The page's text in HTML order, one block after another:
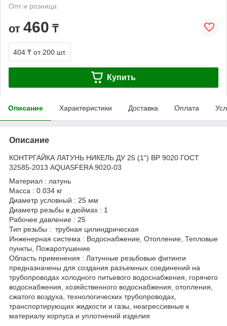
Опт и розница
от 460 ₸
404 ₸ от 200 шт.
Купить
Описание Характеристики Доставка Оплата
Описание
КОНТРГАЙКА ЛАТУНЬ НИКЕЛЬ ДУ 25 (1") ВР 9020 ГОСТ
32585-2013 AQUASFERA 9020-03
Материал : латунь
Масса : 0.034 кг
Диаметр условный : 25 мм
Диаметр резьбы в дюймах : 1
Рабочее давление : 25
Тип резьбы : трубная цилиндрическая
Инженерная система : Водоснабжение, Отопление, Тепловые
пункты, Пожаротушение
Область применения : Латунные резьбовые фитинги
предназначены для создания разъемных соединений на
трубопроводах холодного питьевого водоснабжения, горячего
водоснабжения, хозяйственного водоснабжения, отопления,
сжатого воздуха, технологических трубопроводах,
транспортирующих жидкости и газы, неагрессивные к
материалу корпуса и уплотнений изделия